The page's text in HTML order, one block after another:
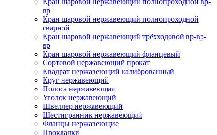
Кран шаровой нержавеющий полнопроходной вр-
вр
Кран шаровой нержавеющий полнопроходной
сварной
Кран шаровой нержавеющий трёхходовой вр-вр-
вр
Кран шаровой нержавеющий фланцевый
Сортовой нержавеющий прокат
Квадрат нержавеющий калиброванный
Круг нержавеющий
Полоса нержавеющая
Уголок нержавеющий
Швеллер нержавеющий
Шестигранник нержавеющий
Фланцы нержавеющие
Прокладки